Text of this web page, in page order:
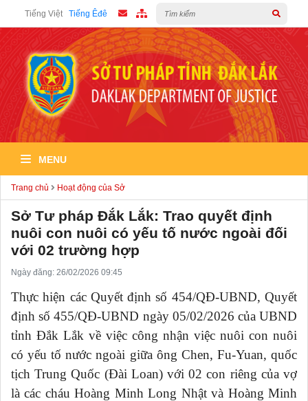
Tiếng Việt Tiếng Êđê
MENU
Trang chủ Hoạt động của Sở
Sở Tư pháp Đắk Lắk: Trao quyết định
nuôi con nuôi có yếu tố nước ngoài đối
với 02 trường hợp
Ngày đăng: 26/02/2026 09:45
Thực hiện các Quyết định số 454/QĐ-UBND, Quyết
định số 455/QĐ-UBND ngày 05/02/2026 của UBND
tỉnh Đắk Lắk về việc công nhận việc nuôi con nuôi
có yếu tố nước ngoài giữa ông Chen, Fu-Yuan, quốc
tịch Trung Quốc (Đài Loan) với 02 con riêng của vợ
là các cháu Hoàng Minh Long Nhật và Hoàng Minh